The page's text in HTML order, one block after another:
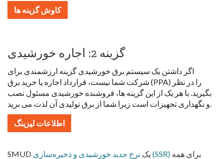
کاوش گزینه ها
گزینه 2: اجاره خورشیدی
اگر داشتن یک سیستم برق خورشیدی گزینه ارزشمندی برای
شرکت شما نیست، قرارداد اجاره یا خرید برق (PPA) را در نظر
بگیرید. با هر یک از این گزینه ها، فروشنده خورشیدی مسئول نصب
و نگهداری تجهیزات است زیرا شما از برق تولیدی آن لذت می برید.
اطلاعات لیزینگ
SMUD یک نرخ جدید خورشیدی و ذخیره‌سازی (SSR)